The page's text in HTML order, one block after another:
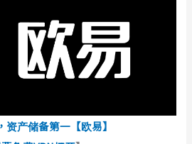
资产储备第一【欧易】